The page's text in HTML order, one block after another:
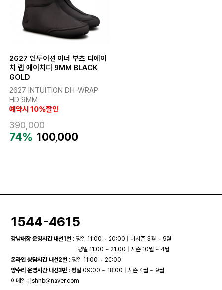
2627 인투이션 이너 부츠 디에이
치 랩 에이치디 9MM BLACK
GOLD
2627 INTUITION DH-WRAP
HD 9MM
예약시 10%할인
390,000
74% 100,000
1544-4615
강남매장 운영시간 내선1번 : 평일 11:00 ~ 20:00 | 비시즌 3월 ~ 9월
평일 11:00 ~ 21:00 | 시즌 10월 ~ 4월
온라인 상담시간 내선2번 : 평일 11:00 ~ 20:00
양수리 운영시간 내선3번 : 평일 09:00 ~ 18:00 | 시즌 4월 ~ 9월
이메일 :jshhb@naver.com